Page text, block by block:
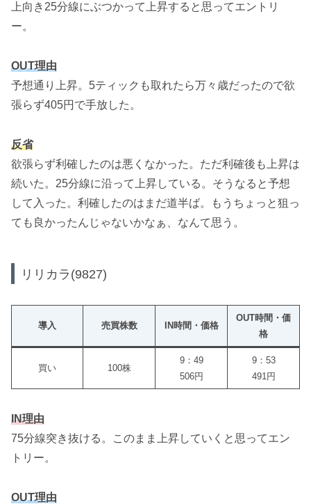
上向き25分線にぶつかって上昇すると思ってエントリ
ー。
OUT理由
予想通り上昇。5ティックも取れたら万々歳だったので欲
張らず405円で手放した。
反省
欲張らず利確したのは悪くなかった。ただ利確後も上昇は
続いた。25分線に沿って上昇している。そうなると予想
して入った。利確したのはまだ道半ば。もうちょっと狙っ
ても良かったんじゃないかなぁ、なんて思う。
リリカラ(9827)
導入 売買株数 IN時間・価格
OUT時間・価
格
買い 100株
9：49
506円
9：53
491円
IN理由
75分線突き抜ける。このまま上昇していくと思ってエン
トリー。
OUT理由